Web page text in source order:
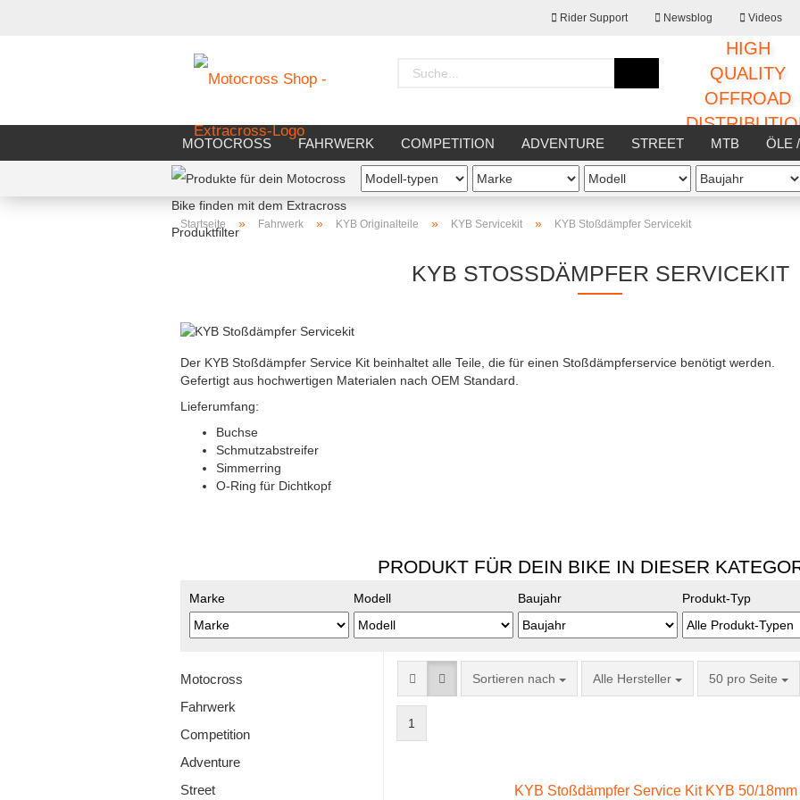
Rider Support Newsblog Videos
Konto erstellen
HIGH
QUALITY
OFFROAD
MOTOCROSS FAHRWERK COMPETITION ADVENTURE STREET MTB ÖLE
FAHRERAUSSTATTUNG WERKSTATT SONSTIGES
Startseite » Fahrwerk » KYB Originalteile » KYB Servicekit » KYB Stoßdämpfer Servicekit
KYB STOSSDÄMPFER SERVICEKIT
Der KYB Stoßdämpfer Service Kit beinhaltet alle Teile, die für einen Stoßdämpferservice benötigt werden.
Gefertigt aus hochwertigen Materialen nach OEM Standard.
Lieferumfang:
Buchse
Schmutzabstreifer
Simmerring
O-Ring für Dichtkopf
PRODUKT FÜR DEIN BIKE IN DIESER
Marke Modell Baujahr Produkt-Typ
Motocross
Fahrwerk
Competition
Adventure
Street
Sortieren nach Alle Hersteller 50 pro Seite
1
KYB Stoßdämpfer Service Kit KYB 50/18mm